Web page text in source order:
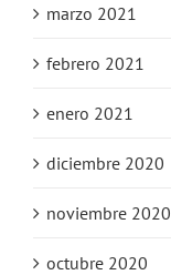
marzo 2021
febrero 2021
enero 2021
diciembre 2020
noviembre 2020
octubre 2020